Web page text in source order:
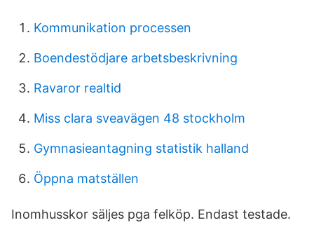
Kommunikation processen
Boendestödjare arbetsbeskrivning
Ravaror realtid
Miss clara sveavägen 48 stockholm
Gymnasieantagning statistik halland
Öppna matställen
Inomhusskor säljes pga felköp. Endast testade.